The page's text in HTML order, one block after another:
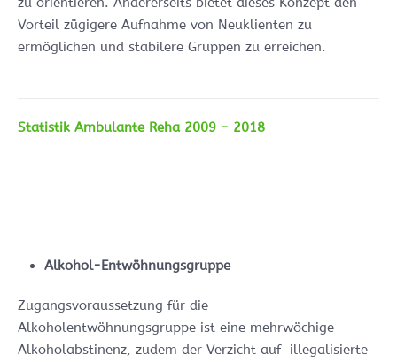
Vorteil zügigere Aufnahme von Neuklienten zu
ermöglichen und stabilere Gruppen zu erreichen.
Statistik Ambulante Reha 2009 - 2018
Alkohol-Entwöhnungsgruppe
Zugangsvoraussetzung für die
Alkoholentwöhnungsgruppe ist eine mehrwöchige
Alkoholabstinenz, zudem der Verzicht auf illegalisierte